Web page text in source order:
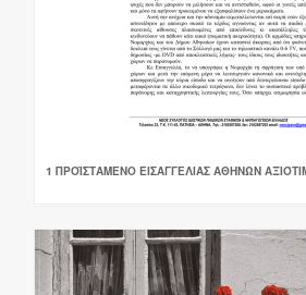
1 ΠΡΟΪΣΤΑΜΕΝΟ ΕΙΣΑΓΓΕΛΙΑΣ ΑΘΗΝΩΝ